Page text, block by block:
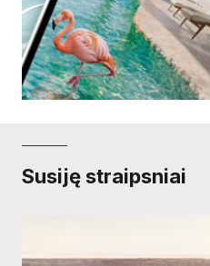
Susiję straipsniai